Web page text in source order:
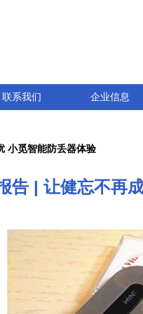
联系我们 企业信息
小觅智能防丢器体验
告 | 让健忘不再